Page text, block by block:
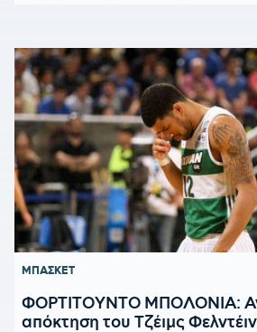
ΜΠΑΣΚΕΤ
ΦΟΡΤΙΤΟΥΝΤΟ ΜΠΟΛΟΝΙΑ:
απόκτηση του Τζέιμς Φελντέιν